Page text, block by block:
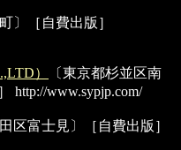
〕［自費出版］
）
〔東京都杉並区南
http://www.sypjp.com/
区富士見〕［自費出版］